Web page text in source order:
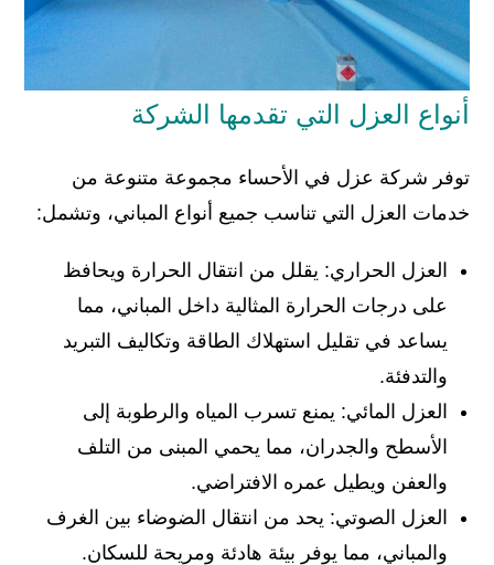
أنواع العزل التي تقدمها الشركة
توفر شركة عزل في الأحساء مجموعة متنوعة من
خدمات العزل التي تناسب جميع أنواع المباني، وتشمل:
العزل الحراري: يقلل من انتقال الحرارة ويحافظ
على درجات الحرارة المثالية داخل المباني، مما
يساعد في تقليل استهلاك الطاقة وتكاليف التبريد
والتدفئة.
العزل المائي: يمنع تسرب المياه والرطوبة إلى
الأسطح والجدران، مما يحمي المبنى من التلف
والعفن ويطيل عمره الافتراضي.
العزل الصوتي: يحد من انتقال الضوضاء بين الغرف
والمباني، مما يوفر بيئة هادئة ومريحة للسكان.